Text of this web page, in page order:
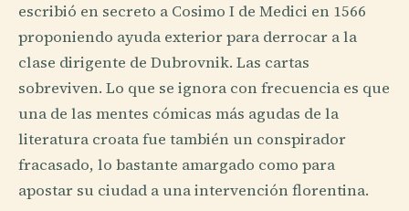
escribió en secreto a Cosimo I de Medici en 1566
proponiendo ayuda exterior para derrocar a la
clase dirigente de Dubrovnik. Las cartas
sobreviven. Lo que se ignora con frecuencia es que
una de las mentes cómicas más agudas de la
literatura croata fue también un conspirador
fracasado, lo bastante amargado como para
apostar su ciudad a una intervención florentina.